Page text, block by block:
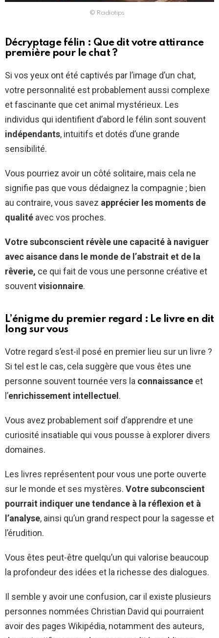
© Radiotips
Décryptage félin : Que dit votre attirance
première pour le chat ?
Si vos yeux ont été captivés par l’image d’un chat,
votre personnalité est probablement aussi complexe
et fascinante que cet animal mystérieux. Les
individus qui identifient d’abord le félin sont souvent
indépendants, intuitifs et dotés d’une grande
sensibilité.
Vous pourriez avoir un côté solitaire, mais cela ne
signifie pas que vous dédaignez la compagnie ; bien
au contraire, vous savez apprécier les moments de
qualité avec vos proches.
Votre subconscient révèle une capacité à naviguer
avec aisance dans le monde de l’abstrait et de la
rêverie, ce qui fait de vous une personne créative et
souventvisionnaire.
L’énigme du premier regard : Le livre en dit
long sur vous
Votre regard s’est-il posé en premier lieu sur un livre ?
Si tel est le cas, cela suggère que vous êtes une
personne souvent tournée vers la connaissance et
l’enrichissement intellectuel .
Vous avez probablement soif d’apprendre et une
curiosité insatiable qui vous pousse à explorer divers
domaines.
Les livres représentent pour vous une porte ouverte
sur le monde et ses mystères. Votre subconscient
pourrait indiquer une tendance à la réflexion et à
l’analyse, ainsi qu’un grand respect pour la sagesse et
l’érudition.
Vous êtes peut-être quelqu’un qui valorise beaucoup
la profondeur des idées et la richesse des dialogues.
Il semble y avoir une confusion, car il existe plusieurs
personnes nommées Christian David qui pourraient
avoir des pages Wikipédia, notamment des auteurs,